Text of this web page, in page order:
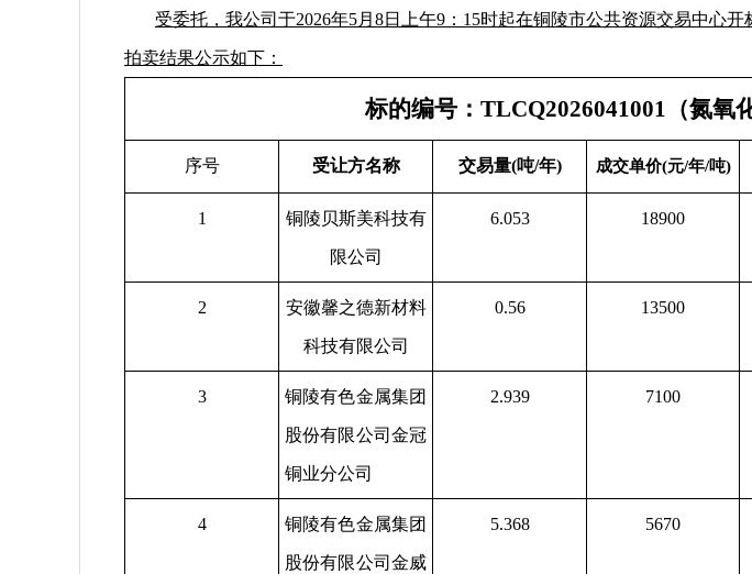
受委托，我公司于2026年5月8日上午9：15时起在铜陵市公共资源交易中心
拍卖结果公示如下：
标的编号：TLCQ2026041001（氮氧
序号 受让方名称 交易量(吨/年) 成交单价(元/年/吨)
1 铜陵贝斯美科技有
限公司
6.053 18900
2 安徽馨之德新材料
科技有限公司
0.56 13500
3 铜陵有色金属集团
股份有限公司金冠
铜业分公司
2.939 7100
4 铜陵有色金属集团
股份有限公司金威
5.368 5670